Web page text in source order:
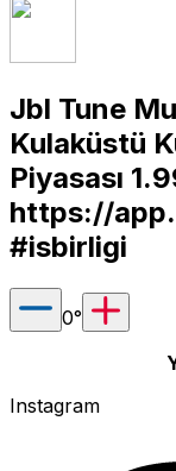
Jbl Tune
Kulaküstü
Piyasası
https://
#isbirligi
0°
Instagram